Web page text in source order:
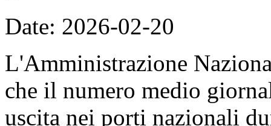
Date: 2026-02-20
L'Amministrazione
che il numero medio
uscita nei porti nazionali